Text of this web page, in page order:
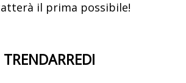
il prima possibile!
TRENDARREDI